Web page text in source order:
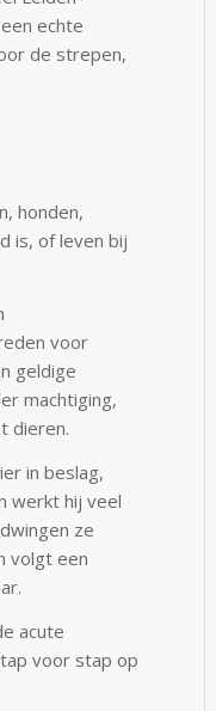
echte
de strepen,
honden,
is, of leven bij
voor
geldige
machtiging,
dieren.
in beslag,
werkt hij veel
ze
volgt een
acute
voor stap op